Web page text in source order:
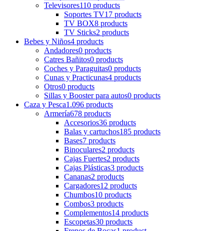
Televisores110 products
Soportes TV17 products
TV BOX8 products
TV Sticks2 products
Bebes y Niños4 products
Andadores0 products
Catres Bañitos0 products
Coches y Paraguitas0 products
Cunas y Practicunas4 products
Otros0 products
Sillas y Booster para autos0 products
Caza y Pesca1.096 products
Armería678 products
Accesorios36 products
Balas y cartuchos185 products
Bases7 products
Binoculares2 products
Cajas Fuertes2 products
Cajas Plásticas3 products
Cananas2 products
Cargadores12 products
Chumbos10 products
Combos3 products
Complementos14 products
Escopetas30 products